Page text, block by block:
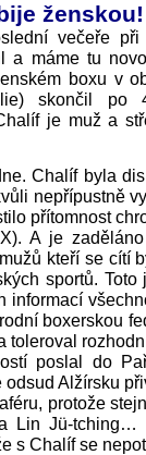
ženskou!
večeře při
a máme tu
boxu v
skončil po
je muž a
Chalíf byla
nepřípustně
přítomnost
A je
kteří se cítí
sportů. Toto
informací
boxerskou
toleroval
poslal do
Alžírsku
protože
Lin Jü-
s Chalíf se